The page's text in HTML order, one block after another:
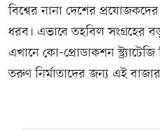
বিশ্বের নানা দেশের
ধরব। এভাবে তহবিল সংগ্রহের
এখানে কো-প্রোডাকশন
তরুণ নির্মাতাদের জন্য এই